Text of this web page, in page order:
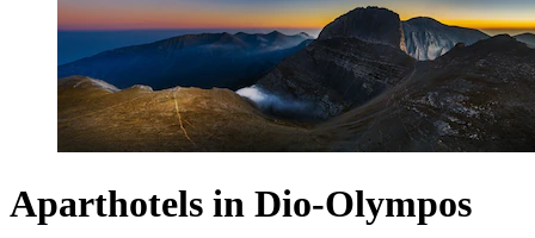
Aparthotels in Dio-Olympos